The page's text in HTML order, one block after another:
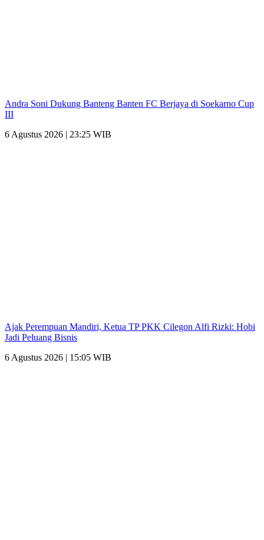
Andra Soni Dukung Banteng Banten FC Berjaya di Soekarno Cup
III
6 Agustus 2026 | 23:25 WIB
Ajak Perempuan Mandiri, Ketua TP PKK Cilegon Alfi Rizki: Hobi
Jadi Peluang Bisnis
6 Agustus 2026 | 15:05 WIB